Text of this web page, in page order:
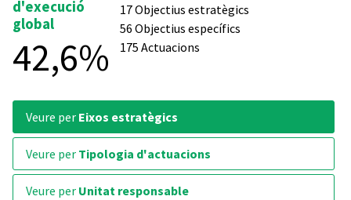
d'execució
global
42,6%
17 Objectius estratègics
56 Objectius específics
175 Actuacions
veure per Eixos estratègics
veure per Tipologia d'actuacions
veure per Unitat responsable